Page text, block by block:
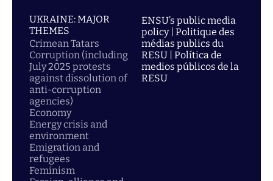
UKRAINE: MAJOR
THEMES
Crimean Tatars
Corruption (including
July 2025 protests
against dissolution of
anti-corruption
agencies)
Economy
Energy crisis and
environment
Emigration and
refugees
Feminism
ENSU’s public media
policy | Politique des
médias publics du
RESU | Política de
medios públicos de la
RESU